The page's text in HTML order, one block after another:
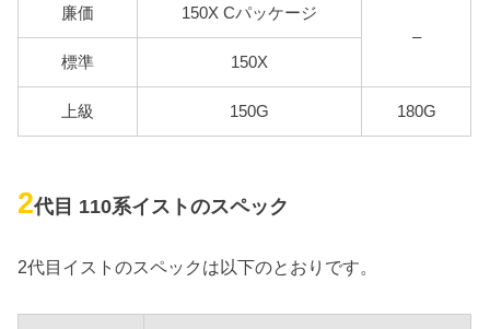
廉価
150X Cパッケージ
–
標準
150X
上級 150G 180G
2代目 110系イストのスペック
2代目イストのスペックは以下のとおりです。